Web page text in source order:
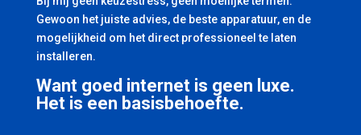
Gewoon het juiste advies, de beste apparatuur, en de
mogelijkheid om het direct professioneel te laten
installeren.
Want goed internet is geen luxe.
Het is een basisbehoefte.